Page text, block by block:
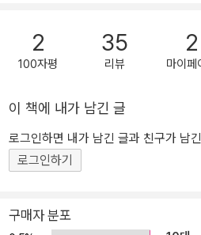
쥘 수 있도록 안내한다. 책 속의 50가지 인사이트는 돈의 흐름을 앞서
읽게 해주는 성공 공식이다. 재테크
기를 갖출 수 있고, 이미 시장에 깊숙
로운 관점을 열어준다. 나아가 불확실
인, 그리고 변동성의 파도 속에서 주요
계자들에게도 필요한 통찰이 담겼다. 해를 거듭하며 요동치는 경제
응하도록 돕는 머니 트렌드 시리즈. 이
우리가 맞닥뜨린 거대한 격변을 가늠
2
100자평
35
리뷰
2
마이페
이 책에 내가 남긴 글
로그인하면 내가 남긴 글과 친구가 남
로그인하기
구매자 분포